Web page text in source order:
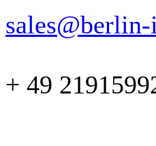
+ 49